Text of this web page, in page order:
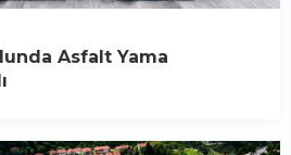
Asfalt Yama